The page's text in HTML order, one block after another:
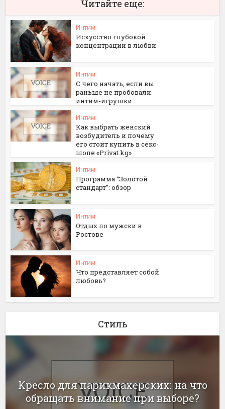
Читайте еще:
Интим
Искусство глубокой
концентрации в любви
Интим
С чего начать, если вы
раньше не пробовали
интим-игрушки
Интим
Как выбрать женский
возбудитель и почему
его стоит купить в секс-
шопе «Privat.kg»
Интим
Программа “Золотой
стандарт”: обзор
Интим
Отдых по мужски в
Ростове
Интим
Что представляет собой
любовь?
Стиль
Кресло для парикмахерских: на что
обращать внимание при выборе?